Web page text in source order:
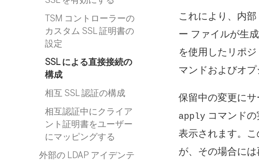
TSM コントローラーの
カスタム SSL 証明書の
設定
SSL による直接接続の
構成
相互 SSL 認証の構成
相互認証中にクライア
ント証明書をユーザー
にマッピングする
外部の LDAP アイデンテ
これにより、内
ー ファイルが生
を使用したリポ
マンドおよびオ
保留中の変更にサ
apply コマンド
表示されます。
が、その場合には